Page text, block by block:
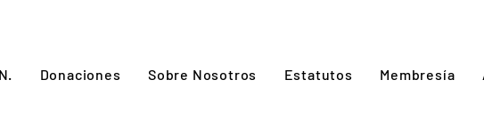
Donaciones Sobre Nosotros Estatutos Membresía